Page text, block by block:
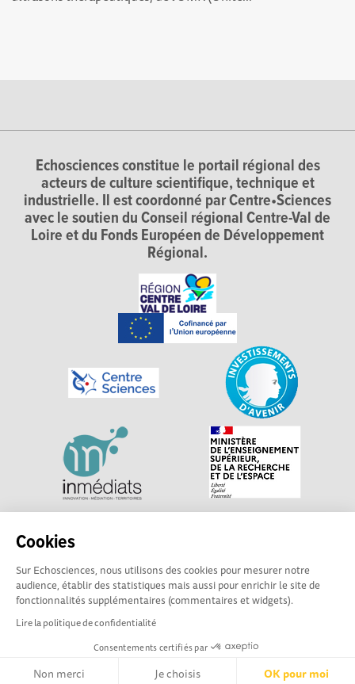
Cookies
Sur Echosciences, nous utilisons des cookies pour mesurer notre
audience, établir des statistiques mais aussi pour enrichir le site de
fonctionnalités supplémentaires (commentaires et widgets).
Lire la politique de confidentialité
Consentements certifiés par
Non merci Je choisis OK pour moi
Echosciences constitue le portail régional des
acteurs de culture scientifique, technique et
industrielle. Il est coordonné par Centre•Sciences
avec le soutien du Conseil régional Centre-Val de
Loire et du Fonds Européen de Développement
Régional.
Explorer, s’exprimer, rentrer en contact : Echosciences
sciences et de technologies du territoire. Propulsé par
Centre•Sciences/ Contact : echosciences@centre-
sciences.fr
Mentions légales|Politique de confidentialité
Ligne éditoriale